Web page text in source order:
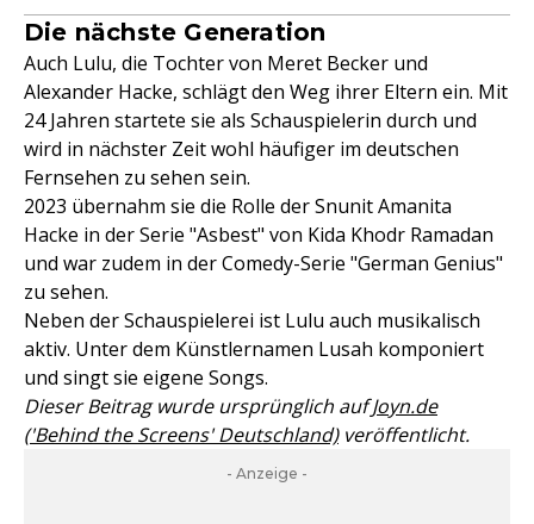
Die nächste Generation
Auch Lulu, die Tochter von Meret Becker und
Alexander Hacke, schlägt den Weg ihrer Eltern ein. Mit
24 Jahren startete sie als Schauspielerin durch und
wird in nächster Zeit wohl häufiger im deutschen
Fernsehen zu sehen sein.
2023 übernahm sie die Rolle der Snunit Amanita
Hacke in der Serie "Asbest" von Kida Khodr Ramadan
und war zudem in der Comedy-Serie "German Genius"
zu sehen.
Neben der Schauspielerei ist Lulu auch musikalisch
aktiv. Unter dem Künstlernamen Lusah komponiert
und singt sie eigene Songs.
Dieser Beitrag wurde ursprünglich aufJoyn.de
('Behind the Screens' Deutschland)veröffentlicht.
- Anzeige -